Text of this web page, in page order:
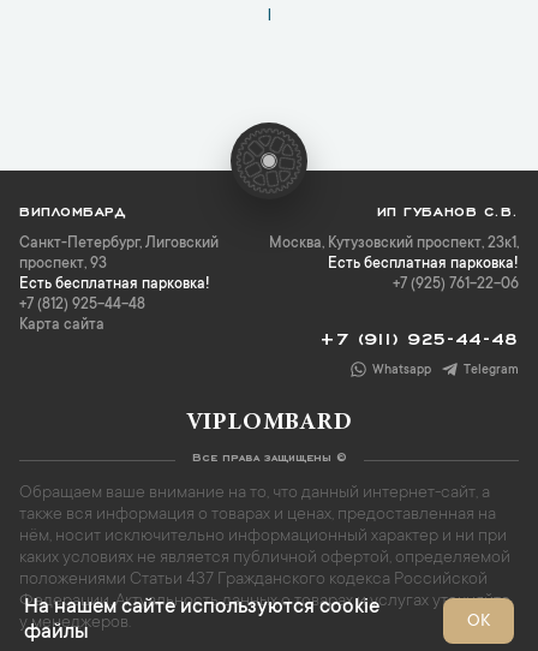
1
ВИПЛОМБАРД
Санкт-Петербург, Лиговский
проспект, 93
Есть бесплатная парковка!
+7 (812) 925-44-48
Карта сайта
ИП ГУБАНОВ С.В.
Москва, Кутузовский проспект, 23к1,
Есть бесплатная парковка!
+7 (925) 761-22-06
+7 (911) 925-44-48
Whatsapp Telegram
VIPLOMBARD
Все права защищены ©
Обращаем ваше внимание на то, что данный интернет-сайт, а
также вся информация о товарах и ценах, предоставленная на
нём, носит исключительно информационный характер и ни при
каких условиях не является публичной офертой, определяемой
положениями Статьи 437 Гражданского кодекса Российской
Федерации. Актуальность данных о товарах и услугах уточняйте
у менеджеров.
На нашем сайте используются cookie
файлы
ОК